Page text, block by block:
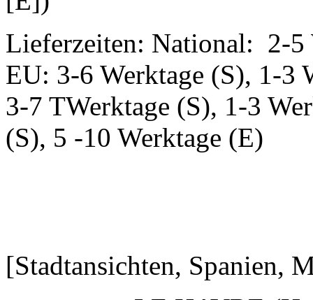
Lieferzeiten: National: 2-5
EU: 3-6 Werktage (S), 1-3
3-7 TWerktage (S), 1-3
(S), 5 -10 Werktage (E)
[Stadtansichten, Spanien,